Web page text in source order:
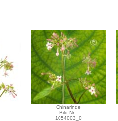
Chinarinde
Bild-Nr.:
1054003_0